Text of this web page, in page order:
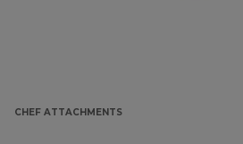
CHEF ATTACHMENTS